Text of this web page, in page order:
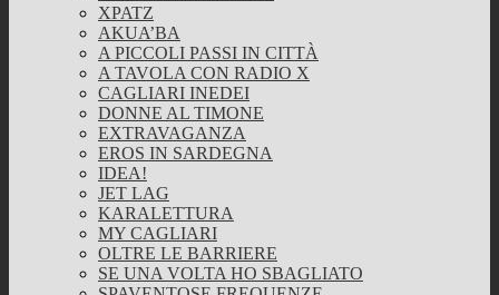
XPATZ
AKUA’BA
A PICCOLI PASSI IN CITTÀ
A TAVOLA CON RADIO X
CAGLIARI INEDEI
DONNE AL TIMONE
EXTRAVAGANZA
EROS IN SARDEGNA
IDEA!
JET LAG
KARALETTURA
MY CAGLIARI
OLTRE LE BARRIERE
SE UNA VOLTA HO SBAGLIATO